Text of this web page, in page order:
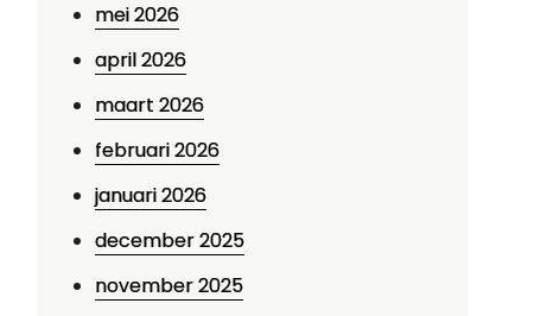
mei 2026
april 2026
maart 2026
februari 2026
januari 2026
december 2025
november 2025